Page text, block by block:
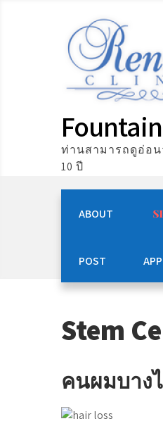
ท่านสามารถดูอ่อน
10 ปี
ABOUT
POST
Stem
คนผมบาง